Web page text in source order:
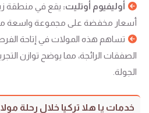
أوليفيوم أوتليت: يقع في منطقة
أسعار مخفضة على مجموعة واسعة من
تساهم هذه المولات في إتاحة
الصفقات الرائجة، مما يوضح توازن
الجولة.
خدمات يا هلا تركيا خلال رحلة